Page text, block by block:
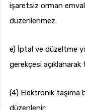
işaretsiz orman
düzenlenmez.
e) İptal ve düzeltme
gerekçesi
(4) Elektronik taşıma
düzenlenir: